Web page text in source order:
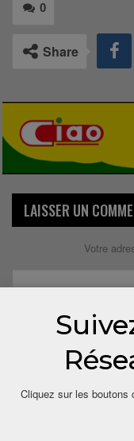
0
Share
LAISSER UN
Votre
Cliquez sur les boutons